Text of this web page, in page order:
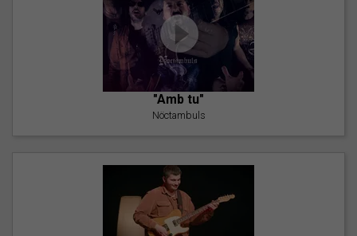
"Amb tu"
Nöctambuls